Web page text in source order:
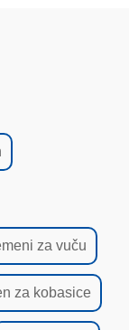
za vuču
za kobasice